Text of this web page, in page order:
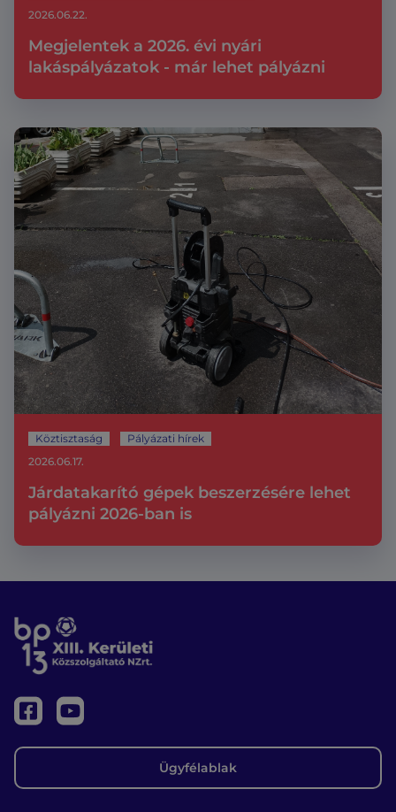
Megjelentek a 2026. évi nyári
lakáspályázatok - már lehet pályázni
2026.06.22.
Köztisztaság Pályázati hírek
Járdatakarító gépek beszerzésére lehet
pályázni 2026-ban is
2026.06.17.
Ügyfélablak